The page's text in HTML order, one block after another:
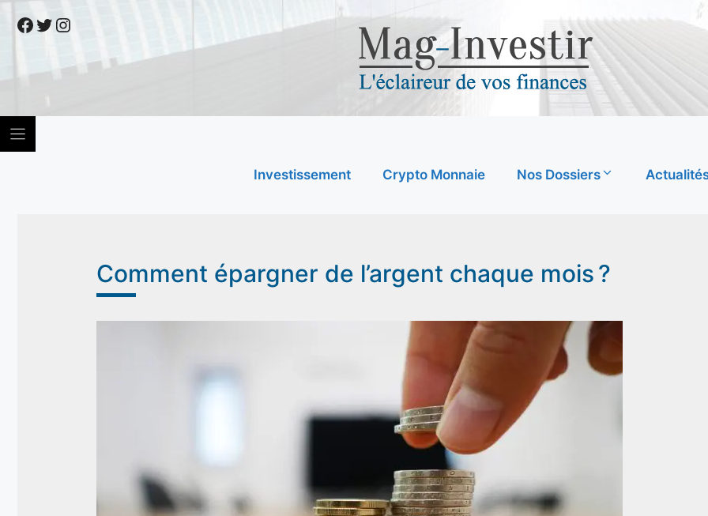
Facebook
Twitter
Instagram
Investissement Crypto Monnaie Nos Dossiers
Comment épargner de l’argent chaque mois ?